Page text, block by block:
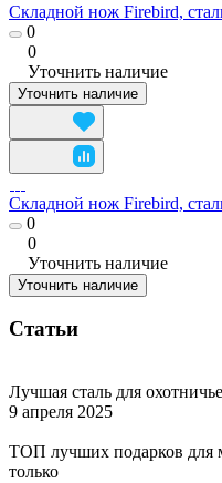
Складной нож Firebird,
0
0
Уточнить наличие
Уточнить наличие
Складной нож Firebird,
0
0
Уточнить наличие
Уточнить наличие
Статьи
Лучшая сталь для
9 апреля 2025
ТОП лучших подарков для
только